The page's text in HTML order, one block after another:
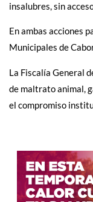
insalubres, sin
En ambas acciones
Municipales de
La Fiscalía General
de maltrato animal,
el compromiso